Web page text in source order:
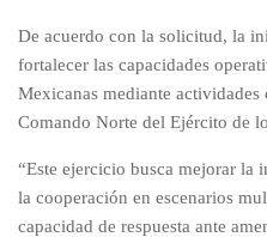
De acuerdo con la solicitud, la
fortalecer las capacidades
Mexicanas mediante
Comando Norte del Ejército de
“Este ejercicio busca mejorar la
la cooperación en escenarios
capacidad de respuesta ante